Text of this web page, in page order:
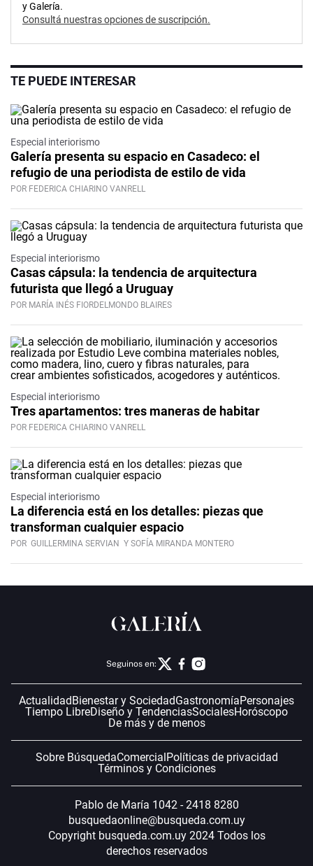
y Galería.
Consultá nuestras opciones de suscripción.
TE PUEDE INTERESAR
Especial interiorismo
Galería presenta su espacio en Casadeco: el
refugio de una periodista de estilo de vida
POR FEDERICA CHIARINO VANRELL
Especial interiorismo
Casas cápsula: la tendencia de arquitectura
futurista que llegó a Uruguay
POR MARÍA INÉS FIORDELMONDO BLAIRES
Especial interiorismo
Tres apartamentos: tres maneras de habitar
POR FEDERICA CHIARINO VANRELL
Especial interiorismo
La diferencia está en los detalles: piezas que
transforman cualquier espacio
POR GUILLERMINA SERVIAN Y SOFÍA MIRANDA MONTERO
Seguinos en:
Actualidad Bienestar y SociedadGastronomíaPersonajes
Tiempo LibreDiseño y TendenciasSocialesHoróscopo
De más y de menos
Sobre BúsquedaComercial Políticas de privacidad
Términos y Condiciones
Pablo de María 1042 - 2418 8280
busquedaonline@busqueda.com.uy
Copyright busqueda.com.uy 2024 Todos los
derechos reservados